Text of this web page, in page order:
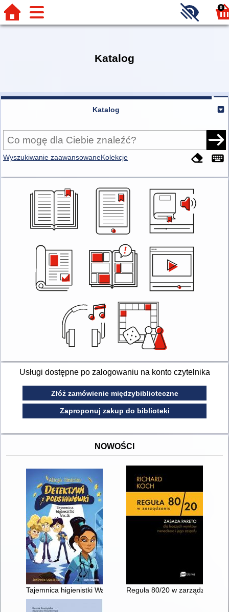
0
Katalog
Katalog
Wyszukiwanie zaawansowaneKolekcje
Usługi dostępne po zalogowaniu na konto czytelnika
Złóż zamówienie międzybiblioteczne
Zaproponuj zakup do biblioteki
NOWOŚCI
Tajemnica higienistki Wacik Reguła 80/20 w zarządzaniu :